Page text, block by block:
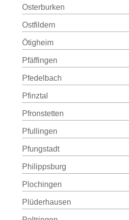
Osterburken
Ostfildern
Ötigheim
Pfäffingen
Pfedelbach
Pfinztal
Pfronstetten
Pfullingen
Pfungstadt
Philippsburg
Plochingen
Plüderhausen